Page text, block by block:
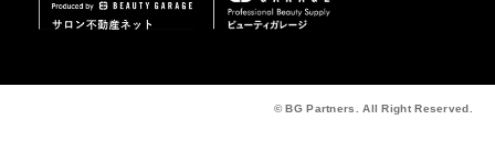
© BG Partners. All Right Reserved.